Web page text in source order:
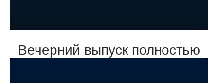
Вечерний выпуск полностью